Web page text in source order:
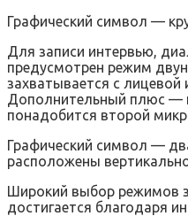
Графический символ —
Для записи интервью,
предусмотрен режим
захватывается с лицевой
Дополнительный плюс —
понадобится второй
Графический символ —
расположены
Широкий выбор режимов
достигается благодаря